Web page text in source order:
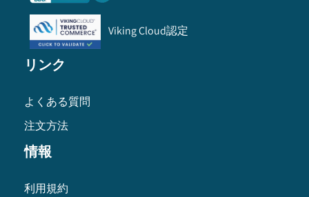
Viking Cloud認定
リンク
よくある質問
注文方法
情報
利用規約